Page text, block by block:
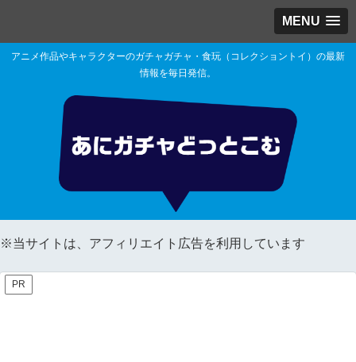
MENU
アニメ作品やキャラクターのガチャガチャ・食玩（コレクショントイ）の最新
情報を毎日発信。
※当サイトは、アフィリエイト広告を利用しています
PR